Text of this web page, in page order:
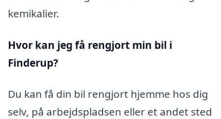
kemikalier.
Hvor kan jeg få rengjort min bil i
Finderup?
Du kan få din bil rengjort hjemme hos dig
selv, på arbejdspladsen eller et andet sted